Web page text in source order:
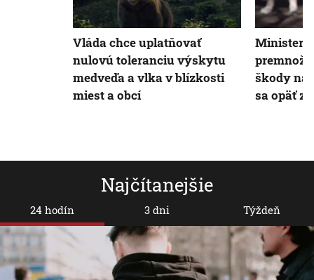
Najčítanejšie
24 hodín 3 dni Týždeň
Vláda chce uplatňovať
nulovú toleranciu výskytu
medveďa a vlka v blízkosti
miest a obcí
Minister
škody na
sa opäť